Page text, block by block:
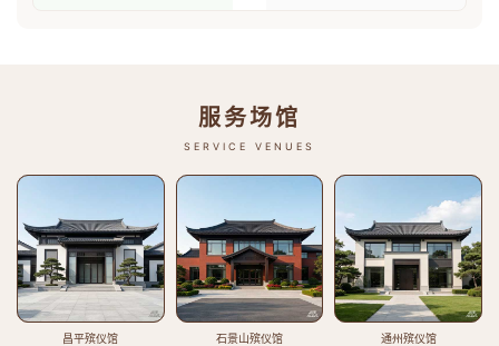
服务场馆
SERVICE VENUES
昌平殡仪馆 石景山殡仪馆 通州殡仪馆